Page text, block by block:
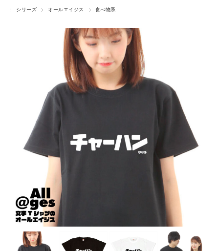
シリーズ オールエイジス 食べ物系